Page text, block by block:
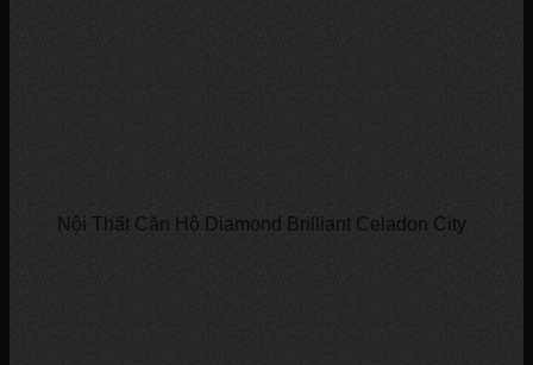
Nội Thất Căn Hộ Diamond Brilliant Celadon City